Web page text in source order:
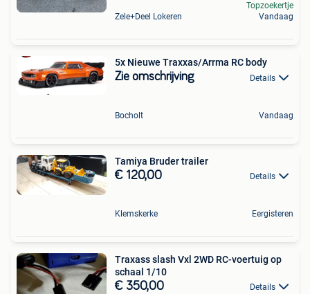
Zele+Deel Lokeren
Topzoekertje
Vandaag
5x Nieuwe Traxxas/Arrma RC body
Zie omschrijving Details
Bocholt Vandaag
Tamiya Bruder trailer
€ 120,00 Details
Klemskerke Eergisteren
Traxass slash Vxl 2WD RC-voertuig op
schaal 1/10
€ 350,00 Details